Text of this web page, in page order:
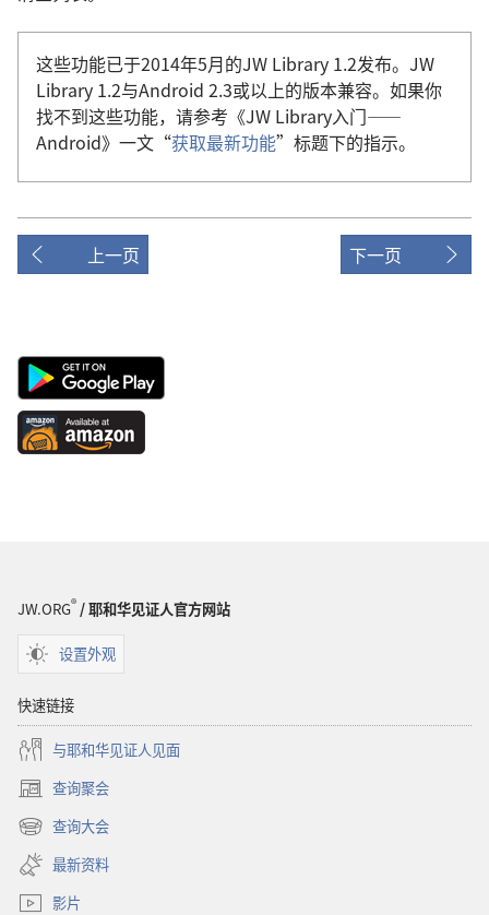
这些功能已于2014年5月的JW Library 1.2发布。JW
Library 1.2与Android 2.3或以上的版本兼容。如果你
找不到这些功能，请参考《JW Library入门——
Android》一文“获取最新功能”标题下的指示。
上一页 下一页
Android
App
on
Google
口）
Available
at
口）
JW.ORG® / 耶和华见证人官方网站
设置外观
快速链接
与耶和华见证人见面
查询聚会
（打
开
新
窗
口）
查询大会
（打
开
新
窗
最新资料
影片